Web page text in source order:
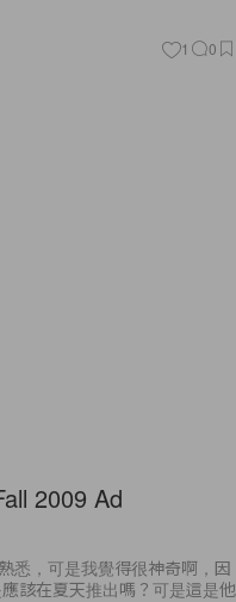
1 0
2009 Ad
悉，可是我覺得很神奇啊，因
該在夏天推出嗎？可是這是他